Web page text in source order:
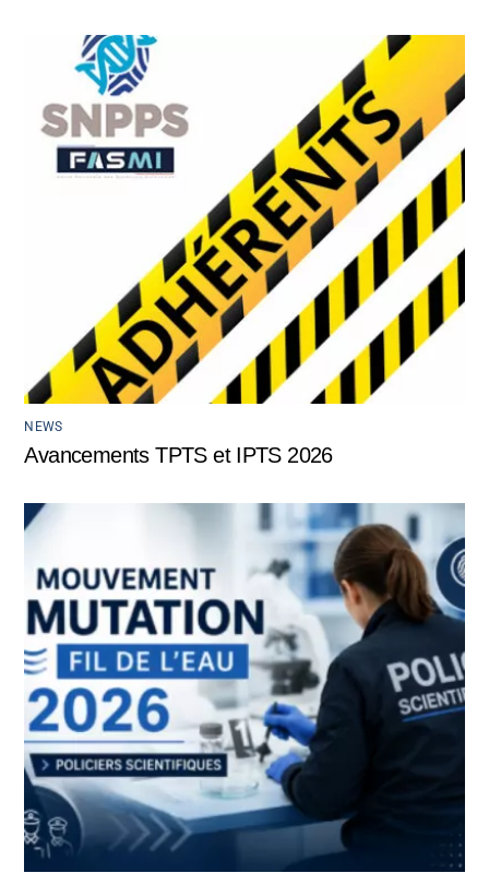
NEWS
Avancements TPTS et IPTS 2026